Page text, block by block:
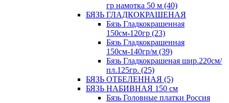
гр намотка 50 м (40)
БЯЗЬ ГЛАДКОКРАШЕНАЯ
Бязь Гладкокрашенная
150см-120гр (23)
Бязь Гладкокрашенная
150см-140гр/м (39)
Бязь Гладкокрашеная шир.220см/
пл.125гр. (25)
БЯЗЬ ОТБЕЛЕННАЯ (5)
БЯЗЬ НАБИВНАЯ 150 см
Бязь Головные платки Россия